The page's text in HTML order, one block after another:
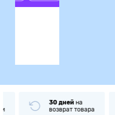
30 днейна
возврат товара